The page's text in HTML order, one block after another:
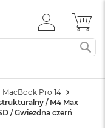
ZALOGUJ
SIĘ
MacBook Pro 14
/ M4 Max
/ Gwiezdna czerń